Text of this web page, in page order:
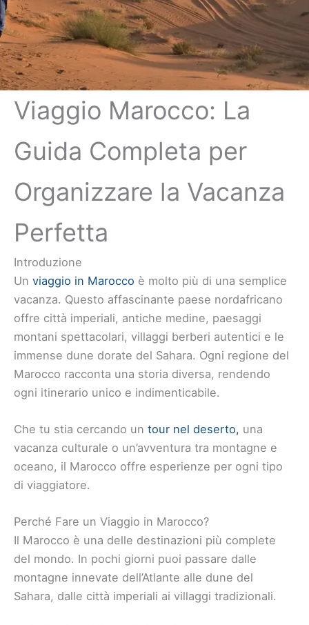
Viaggio Marocco: La
Guida Completa per
Organizzare la Vacanza
Perfetta
Introduzione
Un viaggio in Marocco è molto più di una semplice
vacanza. Questo affascinante paese nordafricano
offre città imperiali, antiche medine, paesaggi
montani spettacolari, villaggi berberi autentici e le
immense dune dorate del Sahara. Ogni regione del
Marocco racconta una storia diversa, rendendo
ogni itinerario unico e indimenticabile.
Che tu stia cercando un tour nel deserto, una
vacanza culturale o un’avventura tra montagne e
oceano, il Marocco offre esperienze per ogni tipo
di viaggiatore.
Perché Fare un Viaggio in Marocco?
Il Marocco è una delle destinazioni più complete
del mondo. In pochi giorni puoi passare dalle
montagne innevate dell’Atlante alle dune del
Sahara, dalle città imperiali ai villaggi tradizionali.